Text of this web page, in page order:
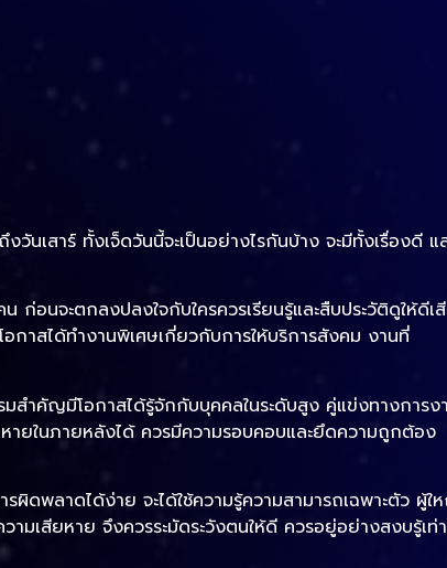
เสาร์ ทั้งเจ็ดวันนี้จะเป็นอย่างไรกันบ้าง จะมีทั้งเรื่องดี แ
อนจะตกลงปลงใจกับใครควรเรียนรู้และสืบประวัติดูให้ดีเ
กาสได้ทำงานพิเศษเกี่ยวกับการให้บริการสังคม งานที่
สำคัญมีโอกาสได้รู้จักกับบุคคลในระดับสูง คู่แข่งทางการง
ยหายในภายหลังได้ ควรมีความรอบคอบและยึดความถูกต้อง
ผิดพลาดได้ง่าย จะได้ใช้ความรู้ความสามารถเฉพาะตัว ผู้ใ
มเสียหาย จึงควรระมัดระวังตนให้ดี ควรอยู่อย่างสงบรู้เท่า